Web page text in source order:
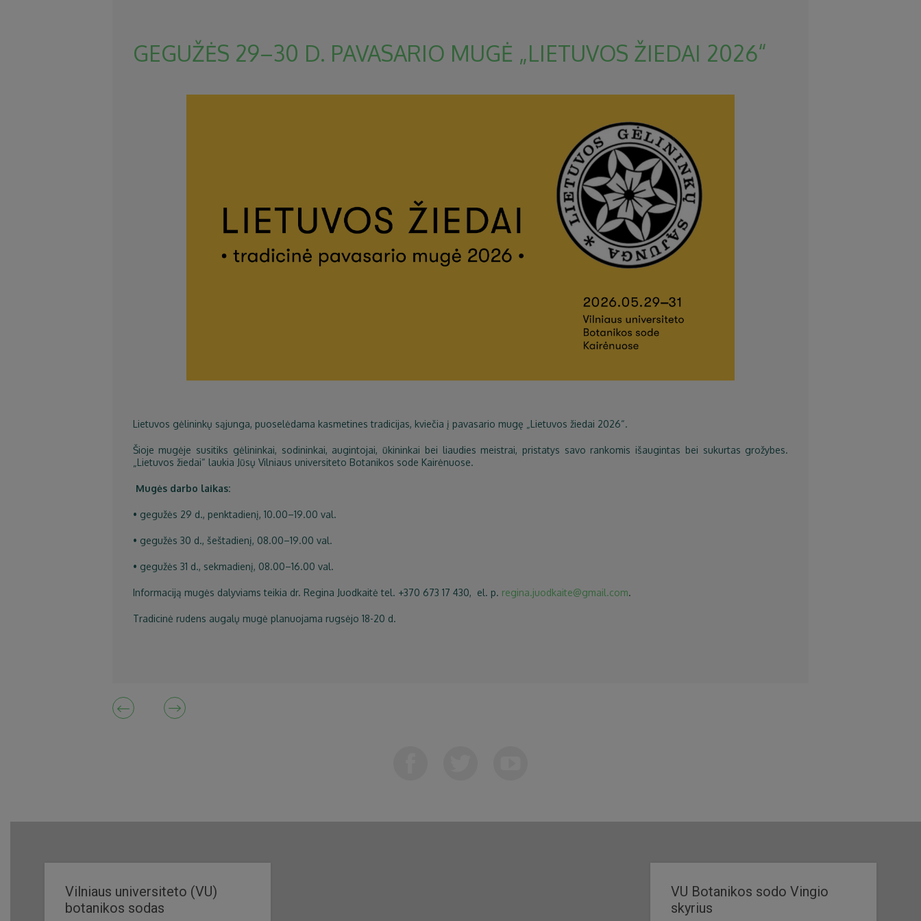
GEGUŽĖS 29–30 D. PAVASARIO MUGĖ „LIETUVOS ŽIEDAI 2026“
Lietuvos gėlininkų sąjunga, puoselėdama kasmetines tradicijas, kviečia į pavasario mugę „Lietuvos žiedai 2026“.
Šioje mugėje susitiks gėlininkai, sodininkai, augintojai, ūkininkai bei liaudies meistrai, pristatys savo rankomis išaugintas bei sukurtas grožybes.
„Lietuvos žiedai“ laukia Jūsų Vilniaus universiteto Botanikos sode Kairėnuose.
Mugės darbo laikas:
• gegužės 29 d., penktadienį, 10.00–19.00 val.
• gegužės 30 d., šeštadienį, 08.00–19.00 val.
• gegužės 31 d., sekmadienį, 08.00–16.00 val.
Informaciją mugės dalyviams teikia dr. Regina Juodkaitė tel. +370 673 17 430, el. p. regina.juodkaite@gmail.com.
Tradicinė rudens augalų mugė planuojama rugsėjo 18-20 d.
Vilniaus universiteto (VU)
botanikos sodas
VU Botanikos sodo Vingio
skyrius